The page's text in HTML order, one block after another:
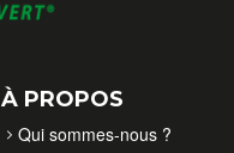
À PROPOS
Qui sommes-nous ?